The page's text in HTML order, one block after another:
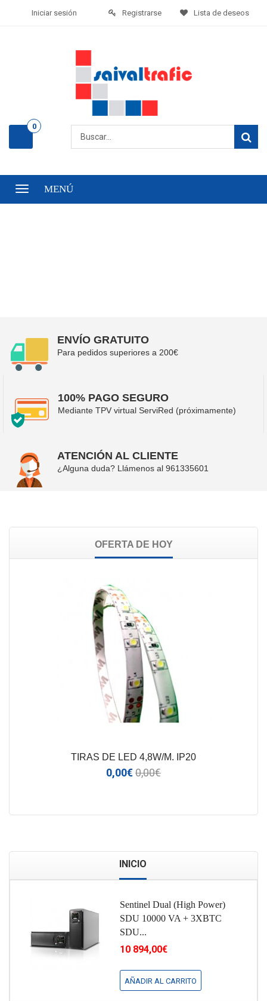
Registrarse Lista de deseos
Iniciar sesión
0
Menú MENÚ
ENVÍO GRATUITO
Para pedidos superiores a 200€
100% PAGO SEGURO
Mediante TPV virtual ServiRed (próximamente)
ATENCIÓN AL CLIENTE
¿Alguna duda? Llámenos al961335601
OFERTA DE HOY
TIRAS DE LED 4,8W/M. IP20
0,00€0,00€
INICIO
Sentinel Dual (High Power)
SDU 10000 VA + 3XBTC
SDU...
10 894,00€
AÑADIR AL CARRITO